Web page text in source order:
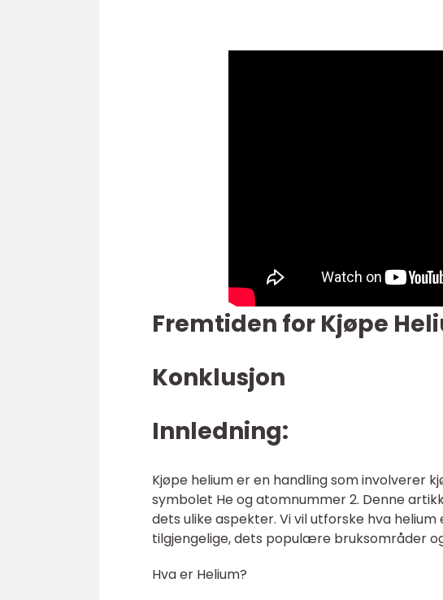
Fremtiden for Kjøpe
Konklusjon
Innledning:
Kjøpe helium er en handling som involverer
symbolet He og atomnummer 2. Denne
dets ulike aspekter. Vi vil utforske hva
tilgjengelige, dets populære bruksområder
Hva er Helium?